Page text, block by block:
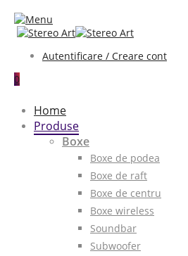
Autentificare / Creare cont
0
Home
Produse
Boxe
Boxe de podea
Boxe de raft
Boxe de centru
Boxe wireless
Soundbar
Subwoofer